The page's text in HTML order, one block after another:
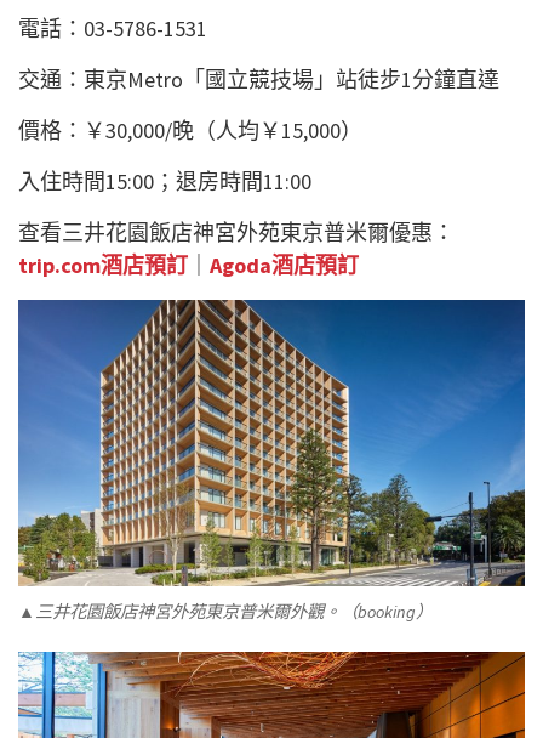
電話：03-5786-1531
交通：東京Metro「國立競技場」站徒步1分鐘直達
價格：￥30,000/晚（人均￥15,000）
入住時間15:00；退房時間11:00
查看三井花園飯店神宮外苑東京普米爾優惠：
trip.com酒店預訂
Agoda酒店預訂
▲三井花園飯店神宮外苑東京普米爾外觀。（booking）